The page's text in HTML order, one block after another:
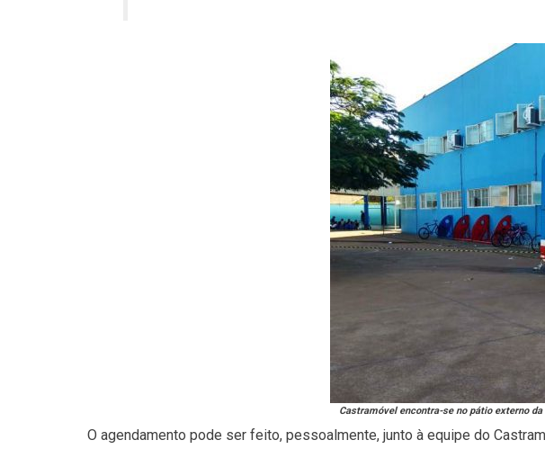
Castramóvel encontra-se no pátio externo da
O agendamento pode ser feito, pessoalmente, junto à equipe do